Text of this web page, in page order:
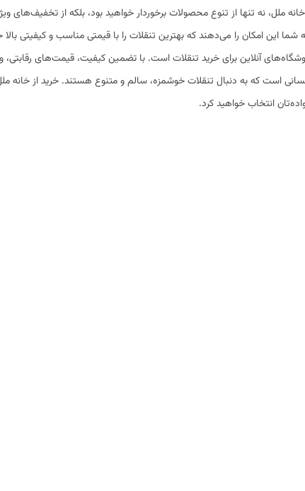
ملل، نه تنها از تنوع محصولات برخوردار خواهید بود، بلکه از تخفیف‌های
این امکان را می‌دهند که بهترین تنقلات را با قیمتی مناسب و کیفیتی بالا
آنلاین برای خرید تنقلات است. با تضمین کیفیت، قیمت‌های رقابتی،
است که به دنبال تنقلات خوشمزه، سالم و متنوع هستند. خرید از خانه
انتخاب خواهید کرد.